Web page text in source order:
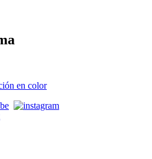
en color